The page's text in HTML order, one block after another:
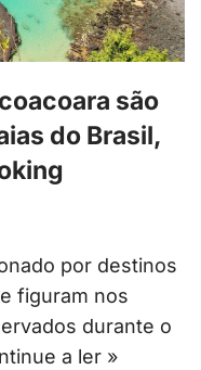
são
do Brasil,
por destinos
figuram nos
durante o
a ler »